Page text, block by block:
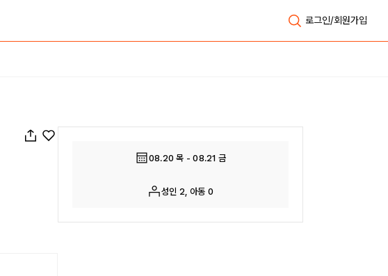
로그인/회원가입
08.20 목 - 08.21 금
성인 2, 아동 0